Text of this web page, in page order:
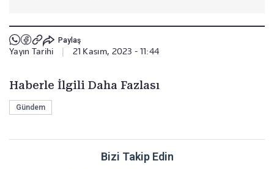
Paylaş
Yayın Tarihi 21 Kasım, 2023 - 11:44
Haberle İlgili Daha Fazlası
Gündem
Bizi Takip Edin